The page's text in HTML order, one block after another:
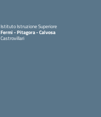
Istituto Istruzione Superiore
Fermi - Pitagora - Calvosa
Castrovillari